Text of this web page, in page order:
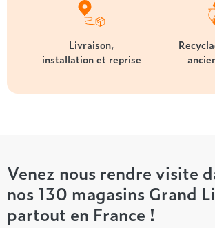
Livraison,
installation et reprise
Venez nous rendre visite
nos 130 magasins Grand
partout en France !